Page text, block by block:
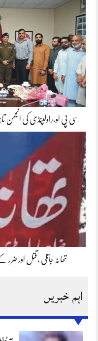
سی پی او،راولپنڈی کی
تھانہ جاتلی ،قتل اور
اہم خبریں